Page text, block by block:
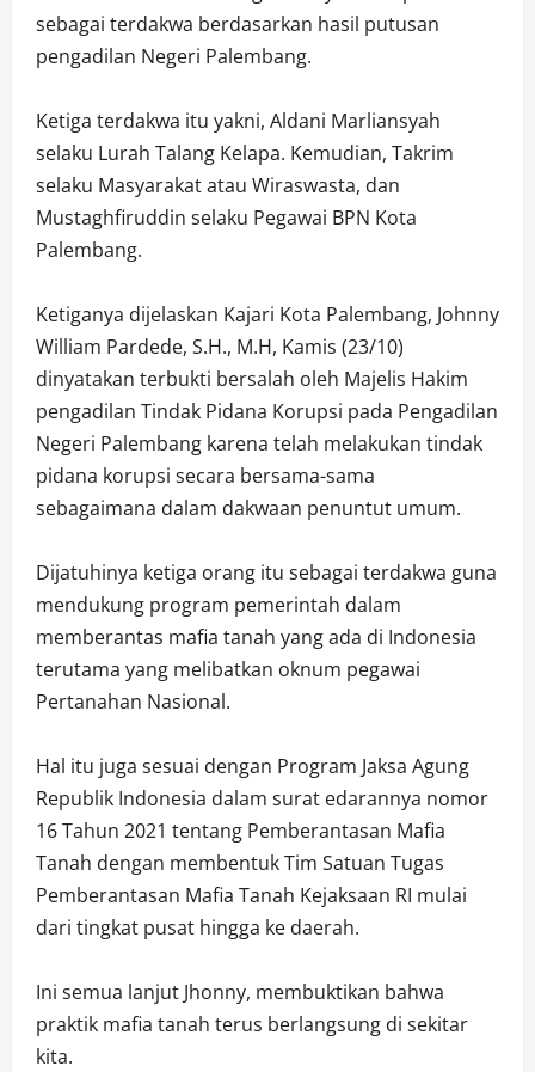
sebagai terdakwa berdasarkan hasil putusan
pengadilan Negeri Palembang.
Ketiga terdakwa itu yakni, Aldani Marliansyah
selaku Lurah Talang Kelapa. Kemudian, Takrim
selaku Masyarakat atau Wiraswasta, dan
Mustaghfiruddin selaku Pegawai BPN Kota
Palembang.
Ketiganya dijelaskan Kajari Kota Palembang, Johnny
William Pardede, S.H., M.H, Kamis (23/10)
dinyatakan terbukti bersalah oleh Majelis Hakim
pengadilan Tindak Pidana Korupsi pada Pengadilan
Negeri Palembang karena telah melakukan tindak
pidana korupsi secara bersama-sama
sebagaimana dalam dakwaan penuntut umum.
Dijatuhinya ketiga orang itu sebagai terdakwa guna
mendukung program pemerintah dalam
memberantas mafia tanah yang ada di Indonesia
terutama yang melibatkan oknum pegawai
Pertanahan Nasional.
Hal itu juga sesuai dengan Program Jaksa Agung
Republik Indonesia dalam surat edarannya nomor
16 Tahun 2021 tentang Pemberantasan Mafia
Tanah dengan membentuk Tim Satuan Tugas
Pemberantasan Mafia Tanah Kejaksaan RI mulai
dari tingkat pusat hingga ke daerah.
Ini semua lanjut Jhonny, membuktikan bahwa
praktik mafia tanah terus berlangsung di sekitar
kita.